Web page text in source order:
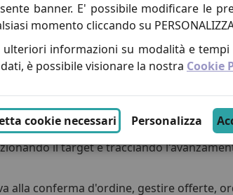
Cosa gestisce AiP CRM?
clienti e fornitori e potenziare le
e i contatti coinvolti
il target e tracciando
conferma d'ordine, gestire offerte,
banner. E' possibile modificare le
momento cliccando su
ulteriori informazioni su modalità e tempi
è possibile visionare la nostra Cookie
cookie necessari Personalizza